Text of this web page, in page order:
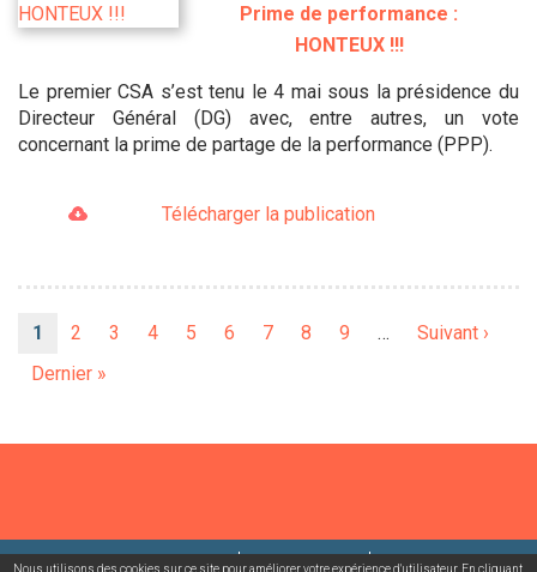
Prime de performance :
HONTEUX !!!
Le premier CSA s’est tenu le 4 mai sous la présidence du
Directeur Général (DG) avec, entre autres, un vote
concernant la prime de partage de la performance (PPP).
Télécharger la publication
Page
1 Page
2 Page
3 Page
4 Page
5 Page
6 Page
7 Page
8 Page
9 …
Page
Suivant ›
Dernière
Dernier »
©2026 USACcgt Mentions légales Contact
Nous utilisons des cookies sur ce site pour améliorer votre expérience d'utilisateur. En cliquant